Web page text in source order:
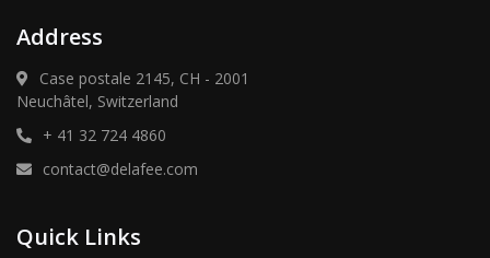
Address
Case postale 2145, CH - 2001
Neuchâtel, Switzerland
+ 41 32 724 4860
contact@delafee.com
Quick Links